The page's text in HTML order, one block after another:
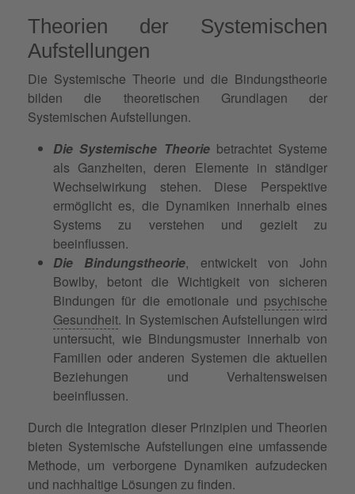
Theorien der Systemischen
Aufstellungen
Die Systemische Theorie und die Bindungstheorie
bilden die theoretischen Grundlagen der
Systemischen Aufstellungen.
Die Systemische Theoriebetrachtet Systeme
als Ganzheiten, deren Elemente in ständiger
Wechselwirkung stehen. Diese Perspektive
ermöglicht es, die Dynamiken innerhalb eines
Systems zu verstehen und gezielt zu
beeinflussen.
Die Bindungstheorie, entwickelt von John
Bowlby, betont die Wichtigkeit von sicheren
Bindungen für die emotionale und psychische
Gesundheit. In Systemischen Aufstellungen wird
untersucht, wie Bindungsmuster innerhalb von
Familien oder anderen Systemen die aktuellen
Beziehungen und Verhaltensweisen
beeinflussen.
Durch die Integration dieser Prinzipien und Theorien
bieten Systemische Aufstellungen eine umfassende
Methode, um verborgene Dynamiken aufzudecken
und nachhaltige Lösungen zu finden.